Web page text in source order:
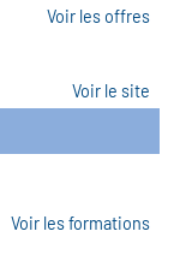
Voir les offres
Voir le site
Voir les formations